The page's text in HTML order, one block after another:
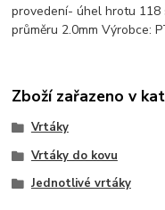
provedení- úhel hrotu 118
průměru 2.0mm Výrobce:
Zboží zařazeno v
Vrtáky
Vrtáky do kovu
Jednotlivé vrtáky